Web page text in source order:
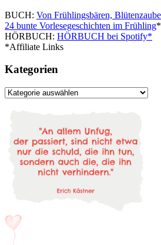
BUCH: Von Frühlingsbären,
24 bunte Vorlesegeschichten im Frühling*
HÖRBUCH: HÖRBUCH bei Spotify*
*Affiliate Links
Kategorien
Kategorien